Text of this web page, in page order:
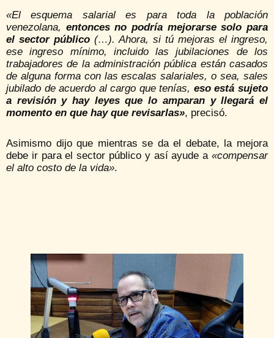
«El esquema salarial es para toda la población
venezolana, entonces no podría mejorarse solo para
el sector público (…). Ahora, si tú mejoras el ingreso,
ese ingreso mínimo, incluido las jubilaciones de los
trabajadores de la administración pública están casados
de alguna forma con las escalas salariales, o sea, sales
jubilado de acuerdo al cargo que tenías, eso está sujeto
a revisión y hay leyes que lo amparan y llegará el
momento en que hay que revisarlas», precisó.
Asimismo dijo que mientras se da el debate, la mejora
debe ir para el sector público y así ayude a «compensar
el alto costo de la vida».